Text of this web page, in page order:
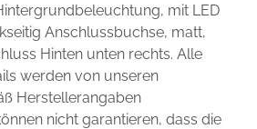
mit LED
Anschlussbuchse, matt,
Hinten unten rechts. Alle
werden von unseren
Herstellerangaben
nicht garantieren, dass die